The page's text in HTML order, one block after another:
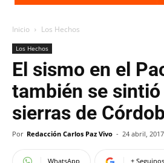
Inicio Los Hechos
Los Hechos
El sismo en el
también se sintió
sierras de
Por Redacción Carlos Paz Vivo - 24 abril, 2017
WhatsApp +